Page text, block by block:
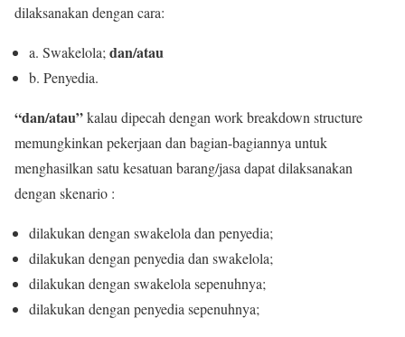
dilaksanakan dengan cara:
a. Swakelola; dan/atau
b. Penyedia.
“dan/atau”kalau dipecah dengan work breakdown structure
memungkinkan pekerjaan dan bagian-bagiannya untuk
menghasilkan satu kesatuan barang/jasa dapat dilaksanakan
dengan skenario :
dilakukan dengan swakelola dan penyedia;
dilakukan dengan penyedia dan swakelola;
dilakukan dengan swakelola sepenuhnya;
dilakukan dengan penyedia sepenuhnya;